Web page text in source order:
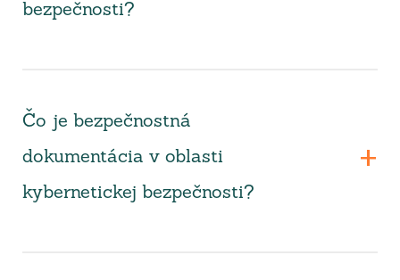
bezpečnosti?
Čo je bezpečnostná
dokumentácia v oblasti
kybernetickej bezpečnosti?